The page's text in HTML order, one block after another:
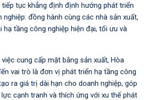
tiếp tục khẳng định định hướng phát triển
nghiệp: đồng hành cùng các nhà sản xuất,
hạ tầng công nghiệp hiện đại, tối ưu và
cung cấp mặt bằng sản xuất, Hòa
vai trò là đơn vị phát triển hạ tầng công
ra giá trị dài hạn cho doanh nghiệp, góp
cạnh tranh và thích ứng với xu thế phát